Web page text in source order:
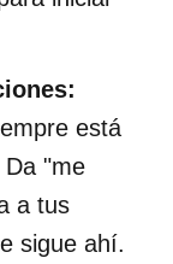
está
"me
a tus
sigue ahí.